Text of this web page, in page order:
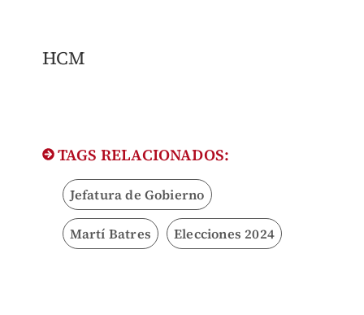
HCM
TAGS RELACIONADOS:
Jefatura de Gobierno
Martí Batres Elecciones 2024